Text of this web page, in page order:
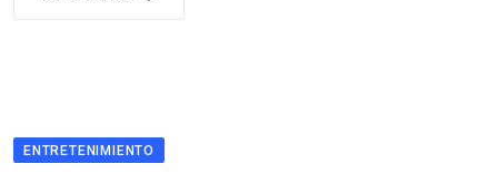
ENTRETENIMIENTO